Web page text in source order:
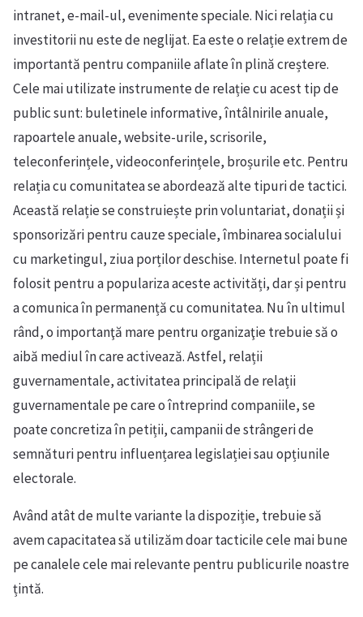
intranet, e-mail-ul, evenimente speciale. Nici relația cu
investitorii nu este de neglijat. Ea este o relație extrem de
importantă pentru companiile aflate în plină creștere.
Cele mai utilizate instrumente de relație cu acest tip de
public sunt: buletinele informative, întâlnirile anuale,
rapoartele anuale, website-urile, scrisorile,
teleconferințele, videoconferințele, broșurile etc. Pentru
relația cu comunitatea se abordează alte tipuri de tactici.
Această relație se construiește prin voluntariat, donații și
sponsorizări pentru cauze speciale, îmbinarea socialului
cu marketingul, ziua porților deschise. Internetul poate fi
folosit pentru a populariza aceste activități, dar și pentru
a comunica în permanență cu comunitatea. Nu în ultimul
rând, o importanţă mare pentru organizaţie trebuie să o
aibă mediul în care activează. Astfel, relații
guvernamentale, activitatea principală de relații
guvernamentale pe care o întreprind companiile, se
poate concretiza în petiții, campanii de strângeri de
semnături pentru influențarea legislației sau opțiunile
electorale.
Având atât de multe variante la dispoziție, trebuie să
avem capacitatea să utilizăm doar tacticile cele mai bune
pe canalele cele mai relevante pentru publicurile noastre
țintă.